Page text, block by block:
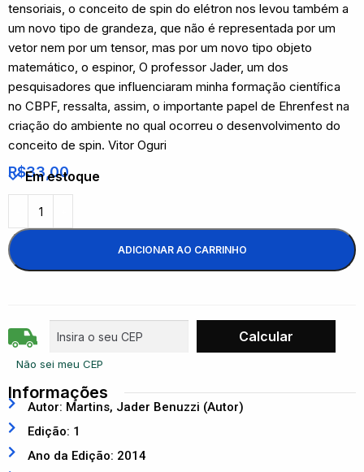
tensoriais, o conceito de spin do elétron nos levou também a
um novo tipo de grandeza, que não é representada por um
vetor nem por um tensor, mas por um novo tipo objeto
matemático, o espinor, O professor Jader, um dos
pesquisadores que influenciaram minha formação científica
no CBPF, ressalta, assim, o importante papel de Ehrenfest na
criação do ambiente no qual ocorreu o desenvolvimento do
conceito de spin. Vitor Oguri
R$33,00
Em estoque
ADICIONAR AO CARRINHO
Não sei meu CEP
Informações
Autor: Martins, Jader Benuzzi (Autor)
Edição: 1
Ano da Edição: 2014